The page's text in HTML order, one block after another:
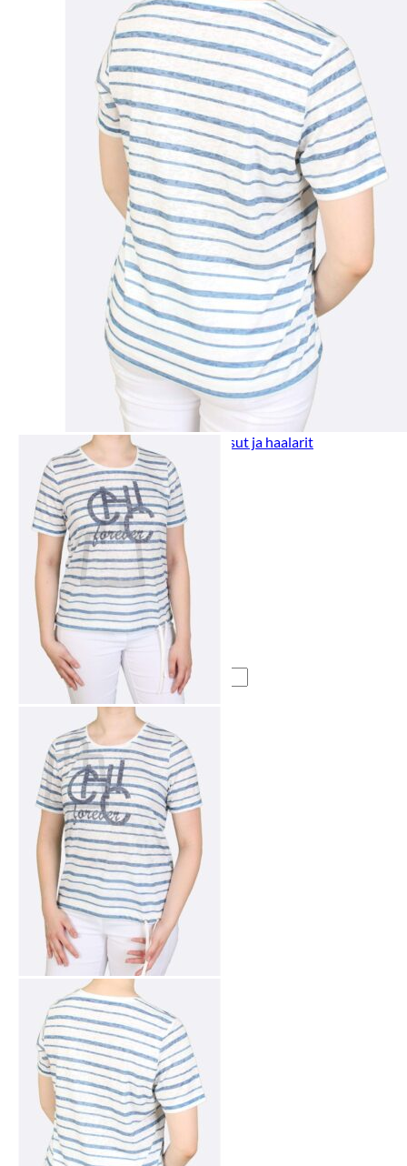
Lasten paidat
Lasten paidat
Lasten kauluspaidat
Lasten trikoopaidat
Lasten colleget ja hupparit
Lasten neuleet
Lasten mekot ja hameet
Mekot ja hameet
Lasten puvut,bleiserit,liivit
Liivit
Lasten housut
Lasten housut
Lasten trikoo-ja collegehousut
Lasten farkut
Lasten shortsit
Lasten juhlahousut
Yöasut ja kylpytakit
Lasten yöpaidat
Lasten pyjamat
Kylpytakit
Lasten asusteet
Vyöt, käsineet,pipot, ym
Sukat, sukkahousut, ym
Lasten takit
Ulkoilupuvut, housut ja haalarit
Kirjaudu
Ostoskori on tyhjä.
Takaisin kauppaan
Etsi:
Ostoskori
Ostoskori on tyhjä.
Takaisin kauppaan